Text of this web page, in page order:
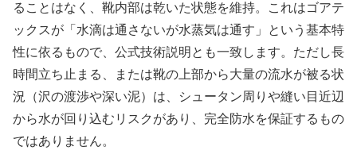
ることはなく、靴内部は乾いた状態を維持。これはゴアテ
ックスが「水滴は通さないが水蒸気は通す」という基本特
性に依るもので、公式技術説明とも一致します。ただし長
時間立ち止まる、または靴の上部から大量の流水が被る状
況（沢の渡渉や深い泥）は、シュータン周りや縫い目近辺
から水が回り込むリスクがあり、完全防水を保証するもの
ではありません。